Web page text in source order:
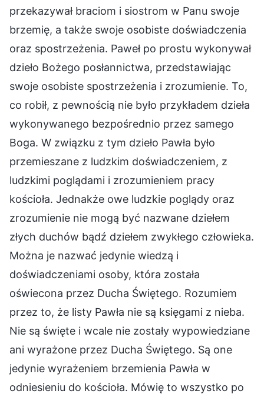
przekazywał braciom i siostrom w Panu swoje
brzemię, a także swoje osobiste doświadczenia
oraz spostrzeżenia. Paweł po prostu wykonywał
dzieło Bożego posłannictwa, przedstawiając
swoje osobiste spostrzeżenia i zrozumienie. To,
co robił, z pewnością nie było przykładem dzieła
wykonywanego bezpośrednio przez samego
Boga. W związku z tym dzieło Pawła było
przemieszane z ludzkim doświadczeniem, z
ludzkimi poglądami i zrozumieniem pracy
kościoła. Jednakże owe ludzkie poglądy oraz
zrozumienie nie mogą być nazwane dziełem
złych duchów bądź dziełem zwykłego człowieka.
Można je nazwać jedynie wiedzą i
doświadczeniami osoby, która została
oświecona przez Ducha Świętego. Rozumiem
przez to, że listy Pawła nie są księgami z nieba.
Nie są święte i wcale nie zostały wypowiedziane
ani wyrażone przez Ducha Świętego. Są one
jedynie wyrażeniem brzemienia Pawła w
odniesieniu do kościoła. Mówię to wszystko po